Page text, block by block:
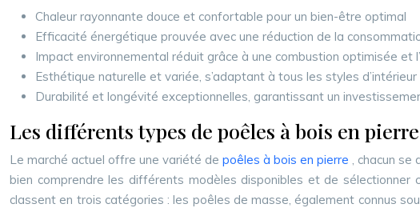
Chaleur rayonnante douce et confortable pour un bien-être optimal
Efficacité énergétique prouvée avec une réduction de la
Impact environnemental réduit grâce à une combustion optimisée et
Esthétique naturelle et variée, s’adaptant à tous les styles d’intérieur
Durabilité et longévité exceptionnelles, garantissant un
Les différents types de poêles à bois en pierre
Le marché actuel offre une variété de poêles à bois en pierre , chacun se
bien comprendre les différents modèles disponibles et de
classent en trois catégories : les poêles de masse, également connus